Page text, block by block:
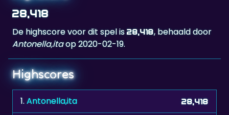
De highscore voor dit spel is
Antonella,ita
Highscores
1.Antonella,ita
2.Monevalandia 28,291